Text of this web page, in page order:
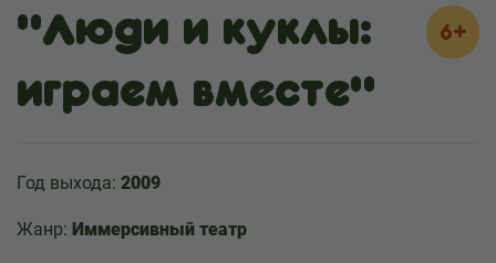
"Люди и куклы:
играем вместе"
6+
Год выхода: 2009
Жанр: Иммерсивный театр